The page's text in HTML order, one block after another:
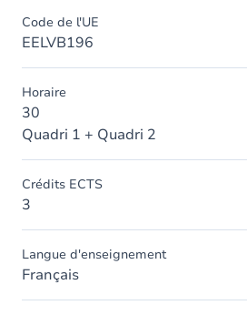
Code de l'UE
EELVB196
Horaire
30
Quadri 1 + Quadri 2
Crédits ECTS
3
Langue d'enseignement
Français